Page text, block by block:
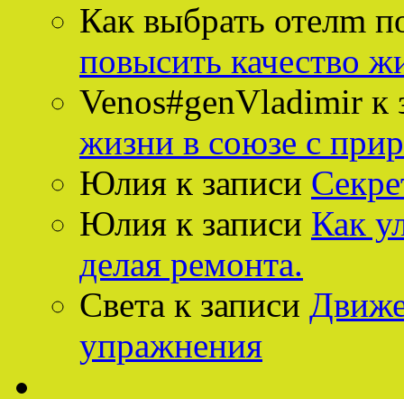
Как выбрать отелm
повысить качество
Venos#genVladimir к
жизни в союзе с
Юлия к записи
Юлия к записи Как
делая ремонта.
Света к записи
упражнения